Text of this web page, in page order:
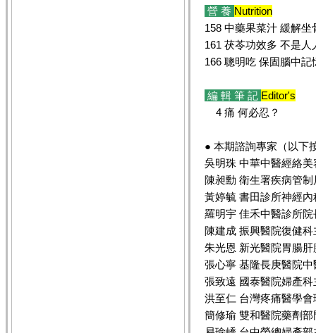
營 養 Nutrition
158 中藥果菜汁 緩解坐
161 茯苓功效多 不是人
166 聰明吃 保固腦中記
編 輯 筆 記 Editor's
4 痛 何必忍？
● 本期諮詢專家（以下
吳明珠 中華中醫經絡
陳昶勳 衛生署疾病管
黃婷毓 書田診所神經內
羅明宇 佳禾中醫診所院
陳建成 振興醫院復健
朱光恩 新光醫院胃腸
張心寧 基隆長庚醫院中
張致遠 國泰醫院婦產科
洪至仁 台灣疼痛醫學會
簡修瑜 雙和醫院藥劑